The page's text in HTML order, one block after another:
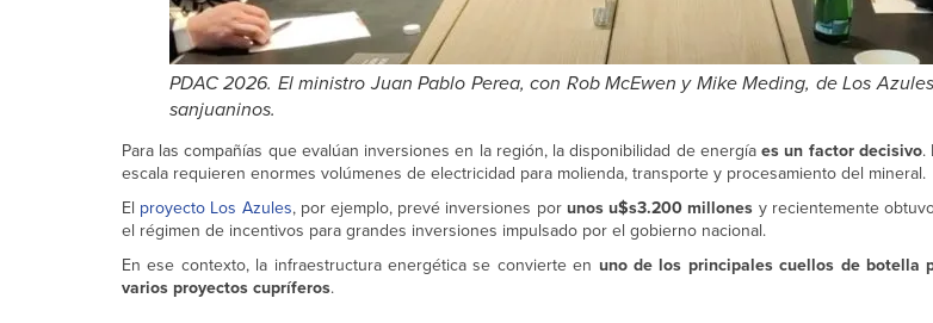
PDAC 2026. El ministro Juan Pablo Perea, con Rob McEwen y Mike Meding, de Los
sanjuaninos.
Para las compañías que evalúan inversiones en la región, la disponibilidad de energíaes un factor decisivo.
escala requieren enormes volúmenes de electricidad para molienda, transporte y procesamiento del mineral.
El proyecto Los Azules, por ejemplo, prevé inversiones por unos u$s3.200 millones y recientemente
el régimen de incentivos para grandes inversiones impulsado por el gobierno nacional.
En ese contexto, la infraestructura energética se convierte en uno de los principales cuellos de botella
varios proyectos cupríferos.